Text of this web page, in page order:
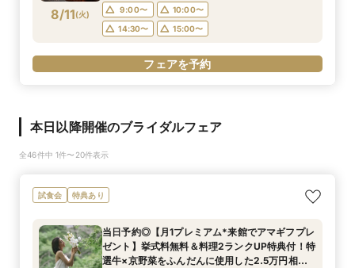
8/11(火) 9:00〜
10:00〜
14:30〜
15:00〜
フェアを予約
本日以降開催のブライダルフェア
全46件中 1件〜20件表示
試食会 特典あり
当日予約◎【月1プレミアム*来館でアマギフプレ
ゼント】挙式料無料＆料理2ランクUP特典付！特
選牛×京野菜をふんだんに使用した2.5万円相当